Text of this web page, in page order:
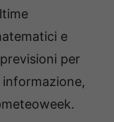
e
per
informazione,